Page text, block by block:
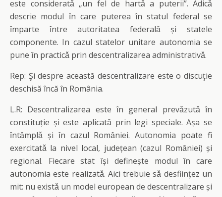
este consideratǎ „un fel de hartǎ a puterii”. Adicǎ
descrie modul ȋn care puterea ȋn statul federal se
ȋmparte ȋntre autoritatea federalǎ și statele
componente. In cazul statelor unitare autonomia se
pune ȋn practicǎ prin descentralizarea administrativǎ.
Rep: Şi despre această descentralizare este o discuţie
deschisă încă în România.
L.R: Descentralizarea este ȋn general prevǎzutǎ ȋn
constituție și este aplicatǎ prin legi speciale. Așa se
ȋntȃmplǎ și ȋn cazul Romȃniei. Autonomia poate fi
exercitatǎ la nivel local, județean (cazul Romȃniei) și
regional. Fiecare stat ȋși definește modul ȋn care
autonomia este realizatǎ. Aici trebuie sǎ desființez un
mit: nu existǎ un model european de descentralizare și